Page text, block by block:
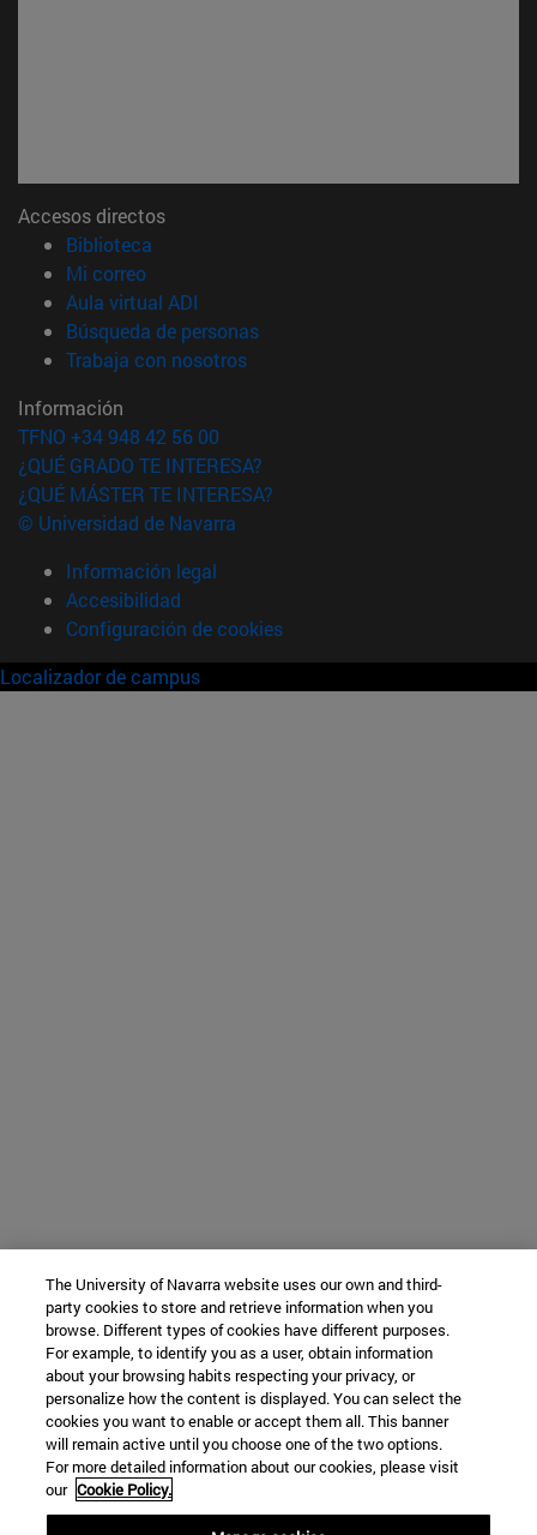
Accesos directos
Biblioteca
Mi correo(abre en nueva ventana)
Aula virtual ADI
Búsqueda de personas(abre en nueva ventana)
Trabaja con nosotros(abre en nueva ventana)
Información
TFNO +34 948 42 56 00
¿QUÉ GRADO TE INTERESA?
¿QUÉ MÁSTER TE INTERESA?
© Universidad de Navarra
Información legal
Accesibilidad
Configuración de cookies
Localizador de campus
The University of Navarra website uses our own and third-
party cookies to store and retrieve information when you
browse. Different types of cookies have different purposes.
For example, to identify you as a user, obtain information
about your browsing habits respecting your privacy, or
personalize how the content is displayed. You can select the
cookies you want to enable or accept them all. This banner
will remain active until you choose one of the two options.
For more detailed information about our cookies, please visit
our Cookie Policy.